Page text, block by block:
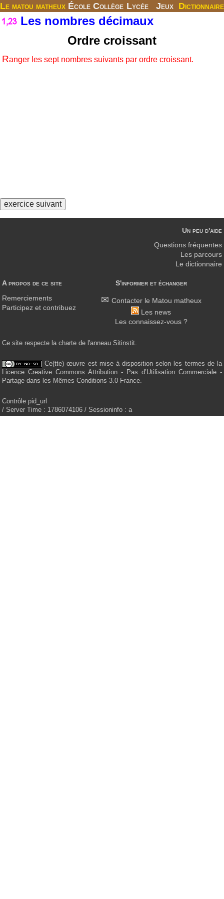
Le matou matheux École Collège Lycée Jeux Dictionnaire
Les nombres décimaux
Ordre croissant
Ranger les sept nombres suivants par ordre croissant.
A propos de ce site
Remerciements
Participez et contribuez
S'informer et échanger
Contacter le Matou matheux
Les news
Les connaissez-vous ?
Un peu d'aide
Questions fréquentes
Les parcours
Le dictionnaire
Ce site respecte la charte de l'anneau Sitinstit.
Ce(tte) œuvre est mise à disposition selon les termes de la
Licence Creative Commons Attribution - Pas d’Utilisation Commerciale -
Partage dans les Mêmes Conditions 3.0 France.
Contrôle pid_url
/ Server Time : 1786074106 / Sessioninfo : a